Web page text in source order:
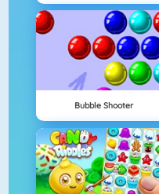
Bubble Shooter